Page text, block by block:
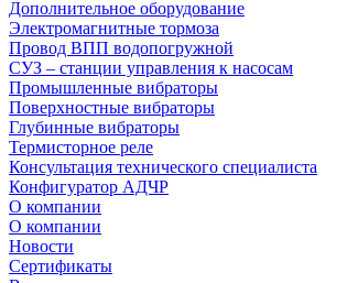
Дополнительное оборудование
Электромагнитные тормоза
Провод ВПП водопогружной
СУЗ – станции управления к насосам
Промышленные вибраторы
Поверхностные вибраторы
Глубинные вибраторы
Термисторное реле
Консультация технического специалиста
Конфигуратор АДЧР
О компании
О компании
Новости
Сертификаты